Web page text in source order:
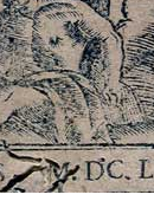
Pesaro (Italia)